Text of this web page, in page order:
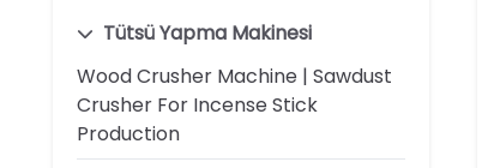
Tütsü Yapma Makinesi
Wood Crusher Machine | Sawdust
Crusher For Incense Stick
Production